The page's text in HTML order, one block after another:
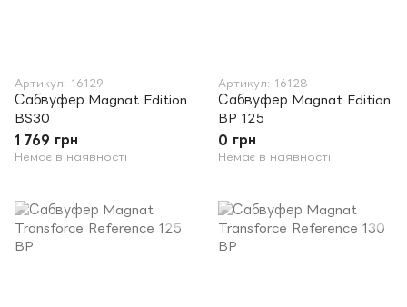
Артикул: 16129
Сабвуфер Magnat Edition
BS30
1 769 грн
Немає в наявності
Артикул: 16128
Сабвуфер Magnat Edition
BP 125
0 грн
Немає в наявності